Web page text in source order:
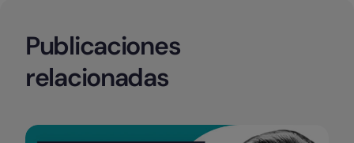
Publicaciones
relacionadas